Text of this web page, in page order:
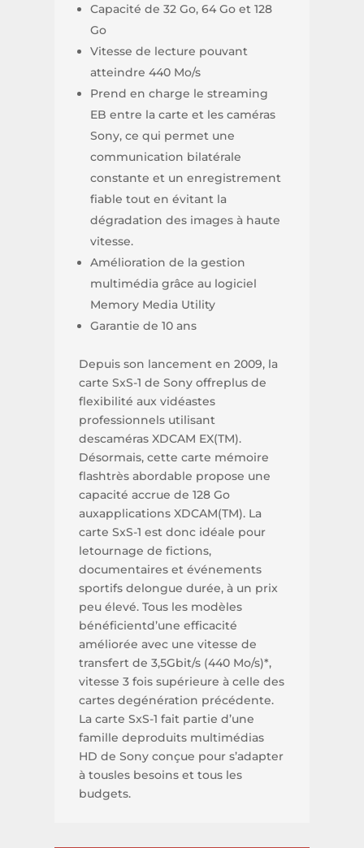
Capacité de 32 Go, 64 Go et 128
Go
Vitesse de lecture pouvant
atteindre 440 Mo/s
Prend en charge le streaming
EB entre la carte et les caméras
Sony, ce qui permet une
communication bilatérale
constante et un enregistrement
fiable tout en évitant la
dégradation des images à haute
vitesse.
Amélioration de la gestion
multimédia grâce au logiciel
Memory Media Utility
Garantie de 10 ans
Depuis son lancement en 2009, la
carte SxS-1 de Sony offreplus de
flexibilité aux vidéastes
professionnels utilisant
descaméras XDCAM EX(TM).
Désormais, cette carte mémoire
flashtrès abordable propose une
capacité accrue de 128 Go
auxapplications XDCAM(TM). La
carte SxS-1 est donc idéale pour
letournage de fictions,
documentaires et événements
sportifs delongue durée, à un prix
peu élevé. Tous les modèles
bénéficientd’une efficacité
améliorée avec une vitesse de
transfert de 3,5Gbit/s (440 Mo/s)*,
vitesse 3 fois supérieure à celle des
cartes degénération précédente.
La carte SxS-1 fait partie d’une
famille deproduits multimédias
HD de Sony conçue pour s’adapter
à tousles besoins et tous les
budgets.